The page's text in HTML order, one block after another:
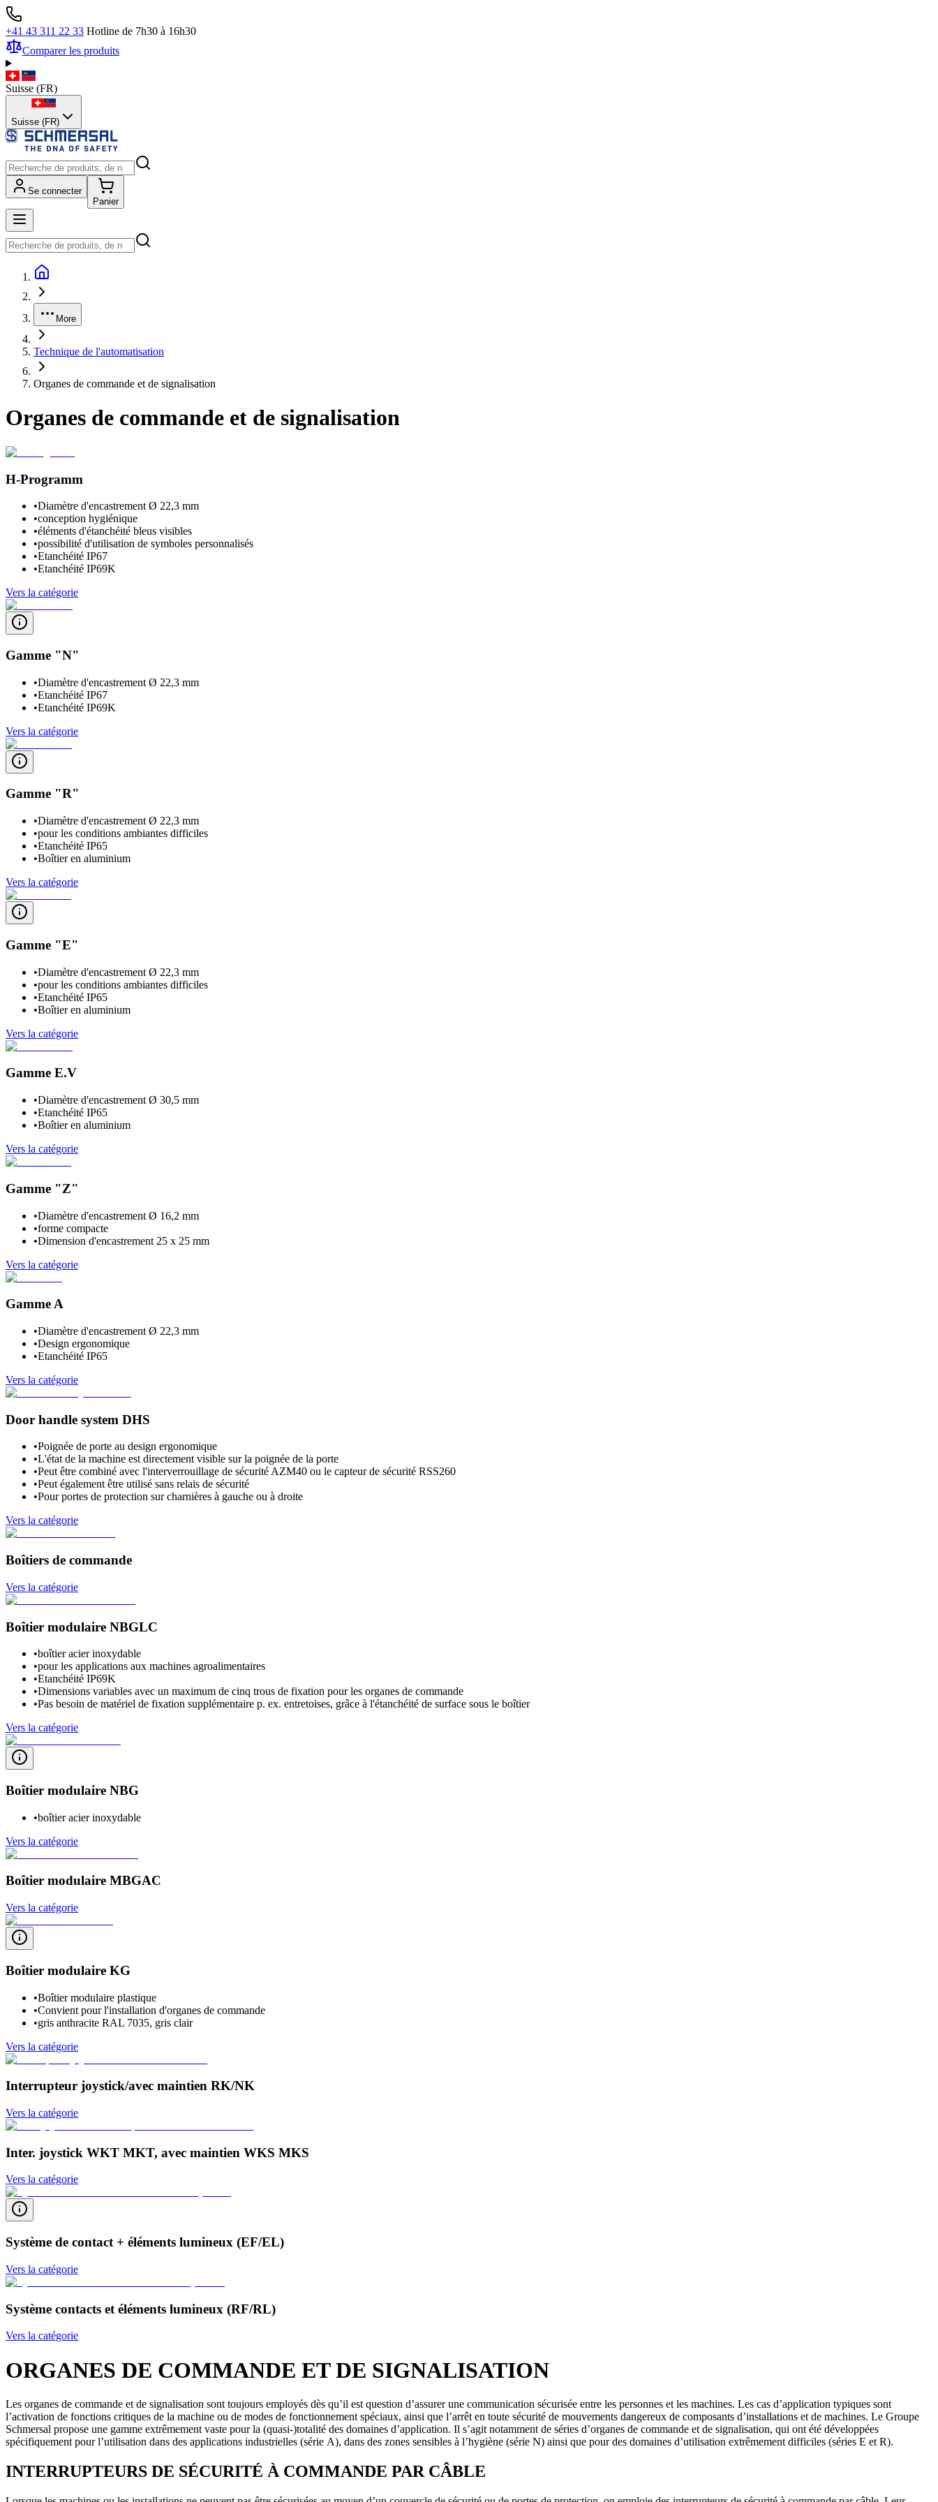
+41 43 311 22 33 Hotline de 7h30 à 16h30
Comparer les produits
Suisse (FR)
Suisse (FR)
Se connecter
Panier
More
Technique de l'automatisation
Organes de commande et de signalisation
Organes de commande et de signalisation
H-Programm
•Diamètre d'encastrement Ø 22,3 mm
•conception hygiénique
•éléments d'étanchéité bleus visibles
•possibilité d'utilisation de symboles personnalisés
•Etanchéité IP67
•Etanchéité IP69K
Vers la catégorie
Gamme "N"
•Diamètre d'encastrement Ø 22,3 mm
•Etanchéité IP67
•Etanchéité IP69K
Vers la catégorie
Gamme "R"
•Diamètre d'encastrement Ø 22,3 mm
•pour les conditions ambiantes difficiles
•Etanchéité IP65
•Boîtier en aluminium
Vers la catégorie
Gamme "E"
•Diamètre d'encastrement Ø 22,3 mm
•pour les conditions ambiantes difficiles
•Etanchéité IP65
•Boîtier en aluminium
Vers la catégorie
Gamme E.V
•Diamètre d'encastrement Ø 30,5 mm
•Etanchéité IP65
•Boîtier en aluminium
Vers la catégorie
Gamme "Z"
•Diamètre d'encastrement Ø 16,2 mm
•forme compacte
•Dimension d'encastrement 25 x 25 mm
Vers la catégorie
Gamme A
•Diamètre d'encastrement Ø 22,3 mm
•Design ergonomique
•Etanchéité IP65
Vers la catégorie
Door handle system DHS
•Poignée de porte au design ergonomique
•L'état de la machine est directement visible sur la poignée de la porte
•Peut être combiné avec l'interverrouillage de sécurité AZM40 ou le capteur de sécurité RSS260
•Peut également être utilisé sans relais de sécurité
•Pour portes de protection sur charnières à gauche ou à droite
Vers la catégorie
Boîtiers de commande
Vers la catégorie
Boîtier modulaire NBGLC
•boîtier acier inoxydable
•pour les applications aux machines agroalimentaires
•Etanchéité IP69K
•Dimensions variables avec un maximum de cinq trous de fixation pour les organes de commande
•Pas besoin de matériel de fixation supplémentaire p. ex. entretoises, grâce à l'étanchéité de surface sous le boîtier
Vers la catégorie
Boîtier modulaire NBG
•boîtier acier inoxydable
Vers la catégorie
Boîtier modulaire MBGAC
Vers la catégorie
Boîtier modulaire KG
•Boîtier modulaire plastique
•Convient pour l'installation d'organes de commande
•gris anthracite RAL 7035, gris clair
Vers la catégorie
Interrupteur joystick/avec maintien RK/NK
Vers la catégorie
Inter. joystick WKT MKT, avec maintien WKS MKS
Vers la catégorie
Système de contact + éléments lumineux (EF/EL)
Vers la catégorie
Système contacts et éléments lumineux (RF/RL)
Vers la catégorie
ORGANES DE COMMANDE ET DE SIGNALISATION
Les organes de commande et de signalisation sont toujours employés dès qu’il est question d’assurer une communication sécurisée entre les personnes et les machines. Les cas d’application typiques sont
l’activation de fonctions critiques de la machine ou de modes de fonctionnement spéciaux, ainsi que l’arrêt en toute sécurité de mouvements dangereux de composants d’installations et de machines. Le Groupe
Schmersal propose une gamme extrêmement vaste pour la (quasi-)totalité des domaines d’application. Il s’agit notamment de séries d’organes de commande et de signalisation, qui ont été développées
spécifiquement pour l’utilisation dans des applications industrielles (série A), dans des zones sensibles à l’hygiène (série N) ainsi que pour des domaines d’utilisation extrêmement difficiles (séries E et R).
INTERRUPTEURS DE SÉCURITÉ À COMMANDE PAR CÂBLE